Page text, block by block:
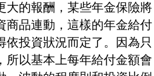
大的報酬，某些年金保險將
商品連動，這樣的年金給付
依投資狀況而定了。因為只
所以基本上每年給付金額會